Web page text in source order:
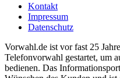
Kontakt
Impressum
Datenschutz
Vorwahl.de ist vor fast 25
Telefonvorwahl gestartet, um
bedienen. Das